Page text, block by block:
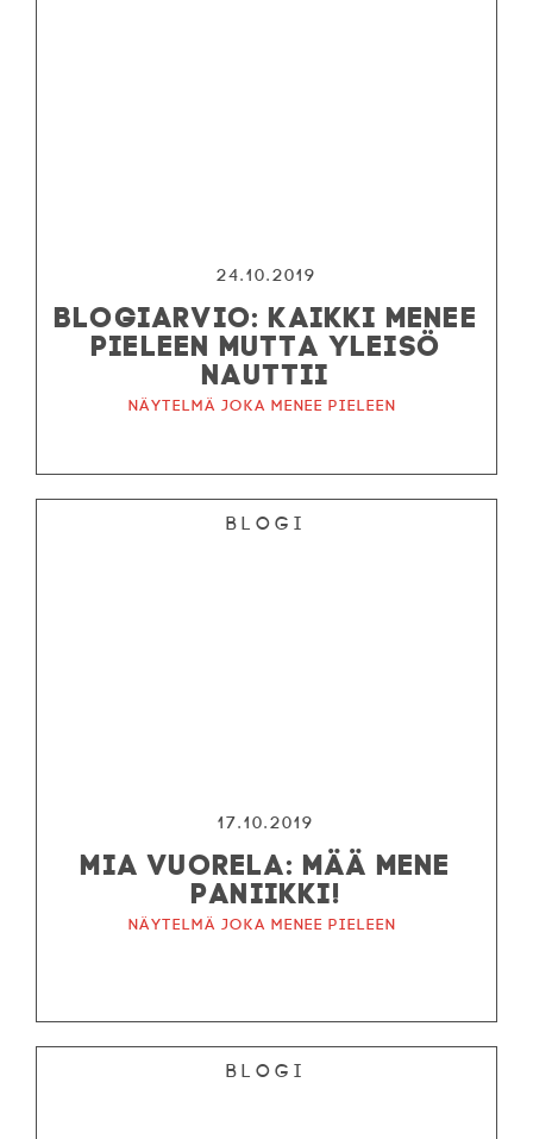
24.10.2019
BLOGIARVIO: KAIKKI MENEE
PIELEEN MUTTA YLEISÖ
NAUTTII
Näytelmä joka menee pieleen
Blogi
17.10.2019
MIA VUORELA: MÄÄ MENE
PANIIKKI!
Näytelmä joka menee pieleen
Blogi